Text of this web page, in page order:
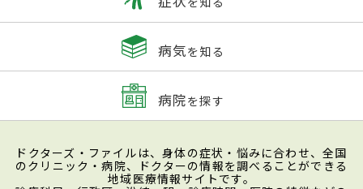
病気を知る
病院を探す
ドクターズ・ファイルは、身体の症状・悩みに合わせ、全国
のクリニック・病院、ドクターの情報を調べることができる
地域医療情報サイトです。